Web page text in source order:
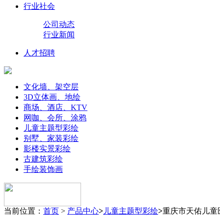
行业社会
公司动态
行业新闻
人才招聘
文化墙、架空层
3D立体画、地绘
商场、酒店、KTV
网咖、会所、涂鸦
儿童主题型彩绘
别墅、家装彩绘
影楼实景彩绘
古建筑彩绘
手绘装饰画
当前位置： 首页 > 产品中心> 儿童主题型彩绘>重庆市天佑儿童